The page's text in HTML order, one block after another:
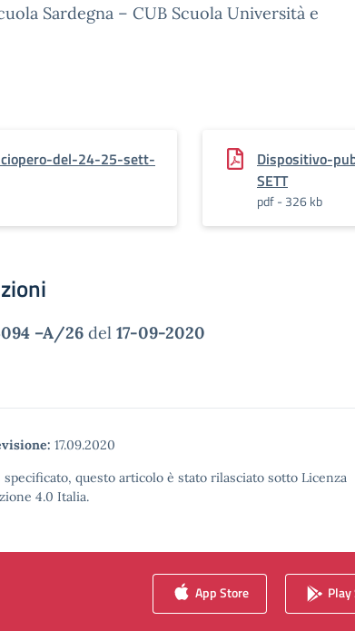
Sardegna – CUB Scuola Università e
del-24-25-sett-
Dispositivo-
SETT
pdf - 326 kb
–A/26 del 17-09-2020
17.09.2020
questo articolo è stato rilasciato sotto Licenza
4.0 Italia.
App Store